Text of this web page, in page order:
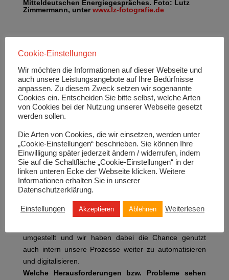
Mitteldeutschen Energiegespräches. Foto: Lutz
Zimmermann, unterwww.lz-fotografie.de
Wie bereits erwähnt ist die Digitalisierung
maßgebend für Ihr Unternehmen. Sie beraten
Wie steht es um die digitale Transformation von
Beratungsprozessen?
Nutzt Ihr Unternehmen digitale Instrumente, um die
eigenen Prozesse zu automatisieren?
digital unterwegs. Dies betrifft sowohl unsere
Arbeitsweise als auch der Einsatz zahlreicher Tools, die
unsere Beratungsleistungen unterstützen.
Wir beraten nicht nur unsere Kunden hinsichtlich SAP,
sondern wir verlassen uns auch selbst als Unternehmen
auf SAP.
umgestellt und wir haben dabei die Chance genutzt
auch intern unsere Prozesse weiter zu automatisieren
und digitalisieren.
Welche Herausforderungen bzw. Probleme sehen
Cookie-Einstellungen
Wir möchten die Informationen auf dieser Webseite und
auch unsere Leistungsangebote auf Ihre Bedürfnisse
anpassen. Zu diesem Zweck setzen wir sogenannte
Cookies ein. Entscheiden Sie bitte selbst, welche Arten
von Cookies bei der Nutzung unserer Webseite gesetzt
werden sollen.
Die Arten von Cookies, die wir einsetzen, werden unter
„Cookie-Einstellungen“ beschrieben. Sie können Ihre
Einwilligung später jederzeit ändern / widerrufen, indem
Sie auf die Schaltfläche „Cookie-Einstellungen“ in der
linken unteren Ecke der Webseite klicken. Weitere
Informationen erhalten Sie in unserer
Datenschutzerklärung.
Einstellungen Akzeptieren Ablehnen Weiterlesen